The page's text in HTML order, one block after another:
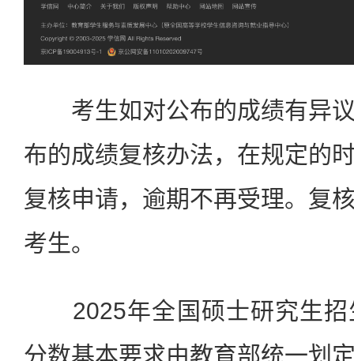
考生如对公布的成绩有异议
布的成绩复核办法，在规定的
复核申请，逾期不再受理。复
考生。
2025年全国硕士研究生招
分数基本要求由教育部统一划